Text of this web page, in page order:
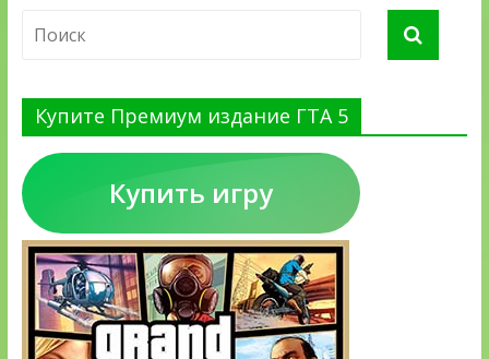
Купите Премиум издание ГТА 5
Купить игру